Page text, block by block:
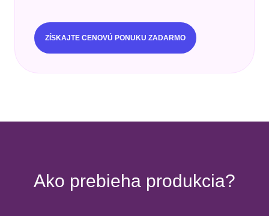
ZÍSKAJTE CENOVÚ PONUKU ZADARMO
Ako prebieha produkcia?